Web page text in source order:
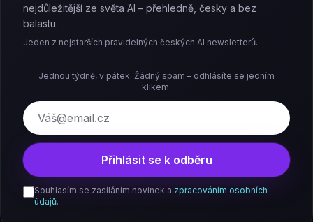
nejdůležitější ze světa AI – přehledně, česky a bez
balastu.
Jeden z nejstarších pravidelných českých AI newsletterů.
Jednou týdně, v pátek. Žádný spam – odhlásíte se jedním
klikem.
E-mail
Přihlásit se k odběru
Souhlasím se zasíláním novinek a zpracováním osobních
údajů.